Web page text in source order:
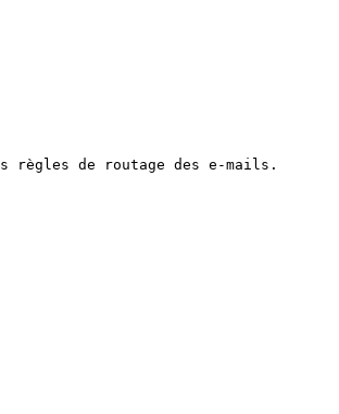
de routage des e-mails.